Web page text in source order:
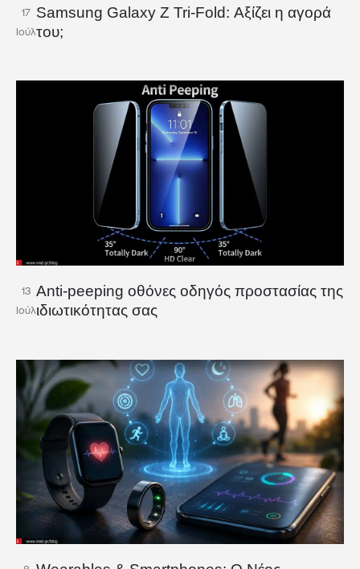
17
Ιούλ
Samsung Galaxy Z Tri-Fold: Αξίζει η αγορά
του;
13
Ιούλ
Anti-peeping οθόνες οδηγός προστασίας της
ιδιωτικότητας σας